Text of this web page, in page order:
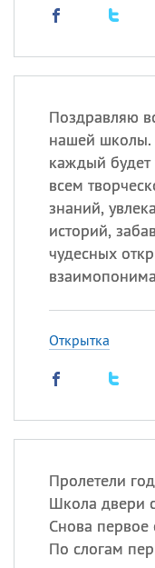
Поздравляю
нашей школы.
каждый будет
всем
знаний,
историй,
чудесных
Открытка
Пролетели
Школа двери
Снова первое
По слогам